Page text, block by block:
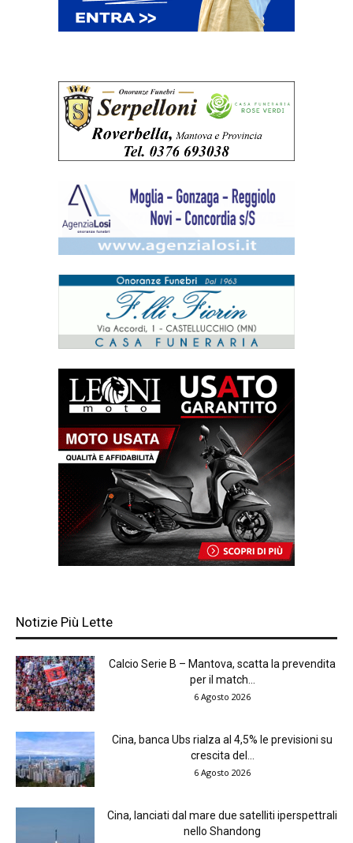
Notizie Più Lette
Calcio Serie B – Mantova, scatta la prevendita
per il match...
6 Agosto 2026
Cina, banca Ubs rialza al 4,5% le previsioni su
crescita del...
6 Agosto 2026
Cina, lanciati dal mare due satelliti iperspettrali
nello Shandong